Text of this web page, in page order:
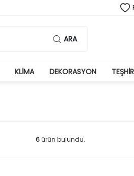
ARA
KLIMA DEKORASYON TEŞHIR
6ürün bulundu.